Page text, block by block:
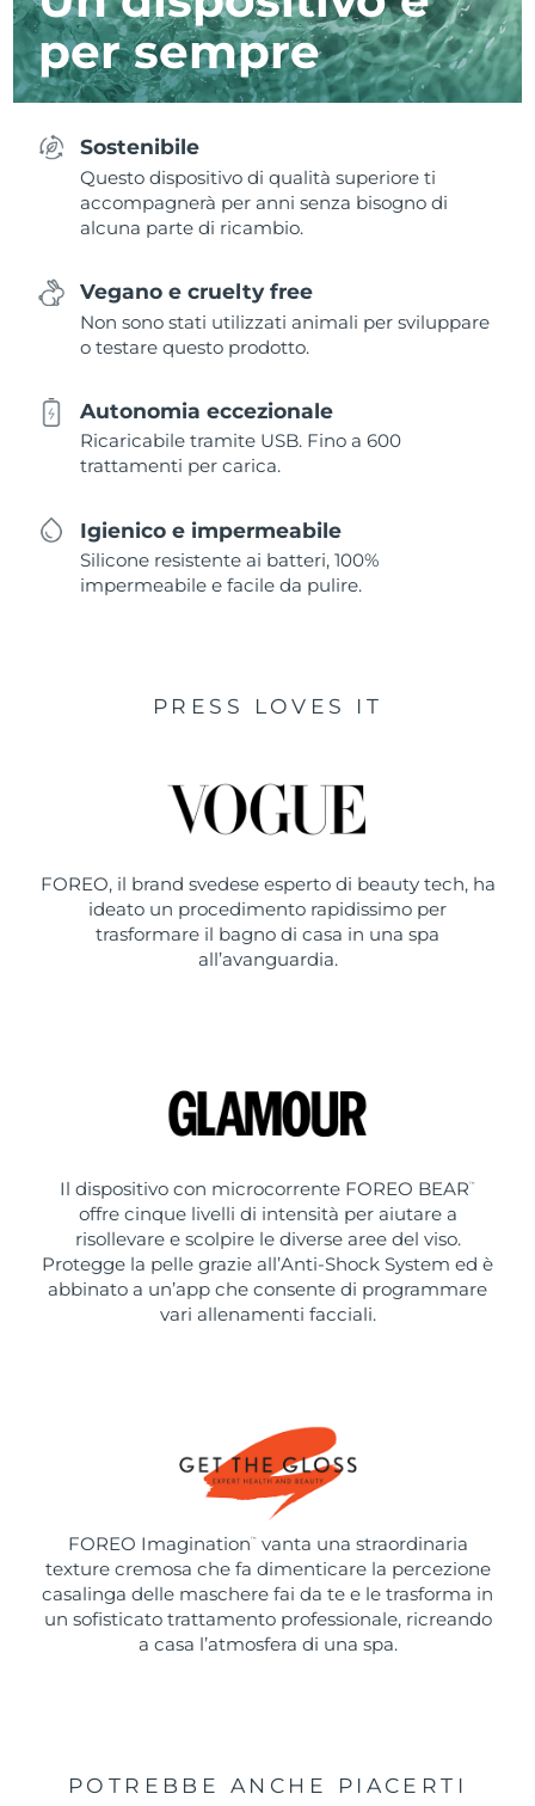
per sempre
Sostenibile
Questo dispositivo di qualità superiore ti
accompagnerà per anni senza bisogno di
alcuna parte di ricambio.
Vegano e cruelty free
Non sono stati utilizzati animali per sviluppare
o testare questo prodotto.
Autonomia eccezionale
Ricaricabile tramite USB. Fino a 600
trattamenti per carica.
Igienico e impermeabile
Silicone resistente ai batteri, 100%
impermeabile e facile da pulire.
PRESS LOVES IT
FOREO, il brand svedese esperto di beauty tech, ha
ideato un procedimento rapidissimo per
trasformare il bagno di casa in una spa
all’avanguardia.
Il dispositivo con microcorrente FOREO BEAR ™
offre cinque livelli di intensità per aiutare a
risollevare e scolpire le diverse aree del viso.
Protegge la pelle grazie all’Anti-Shock System ed è
abbinato a un’app che consente di programmare
vari allenamenti facciali.
FOREO Imagination ™
vanta una straordinaria
texture cremosa che fa dimenticare la percezione
casalinga delle maschere fai da te e le trasforma in
un sofisticato trattamento professionale, ricreando
a casa l’atmosfera di una spa.
POTREBBE ANCHE PIACERTI